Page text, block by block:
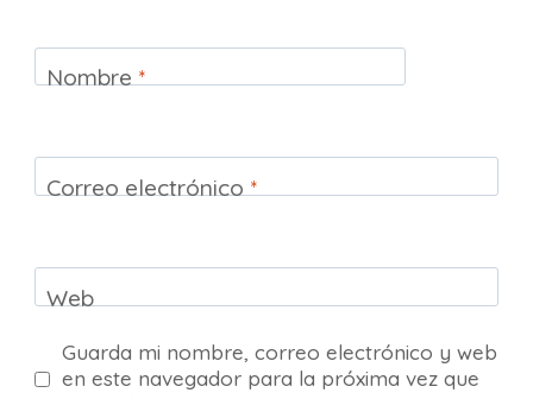
Nombre*
Correo electrónico *
Web
Guarda mi nombre, correo electrónico y web
en este navegador para la próxima vez que